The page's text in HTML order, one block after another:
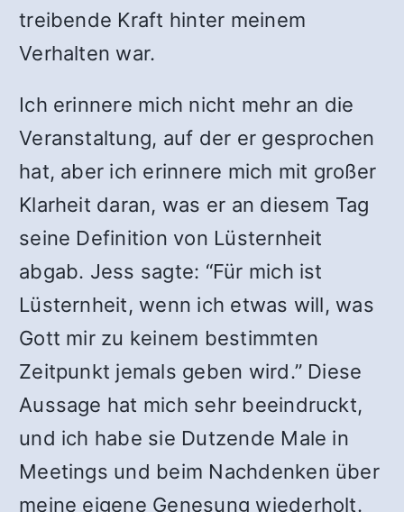
treibende Kraft hinter meinem
Verhalten war.
Ich erinnere mich nicht mehr an die
Veranstaltung, auf der er gesprochen
hat, aber ich erinnere mich mit großer
Klarheit daran, was er an diesem Tag
seine Definition von Lüsternheit
abgab. Jess sagte: “Für mich ist
Lüsternheit, wenn ich etwas will, was
Gott mir zu keinem bestimmten
Zeitpunkt jemals geben wird.” Diese
Aussage hat mich sehr beeindruckt,
und ich habe sie Dutzende Male in
Meetings und beim Nachdenken über
meine eigene Genesung wiederholt.